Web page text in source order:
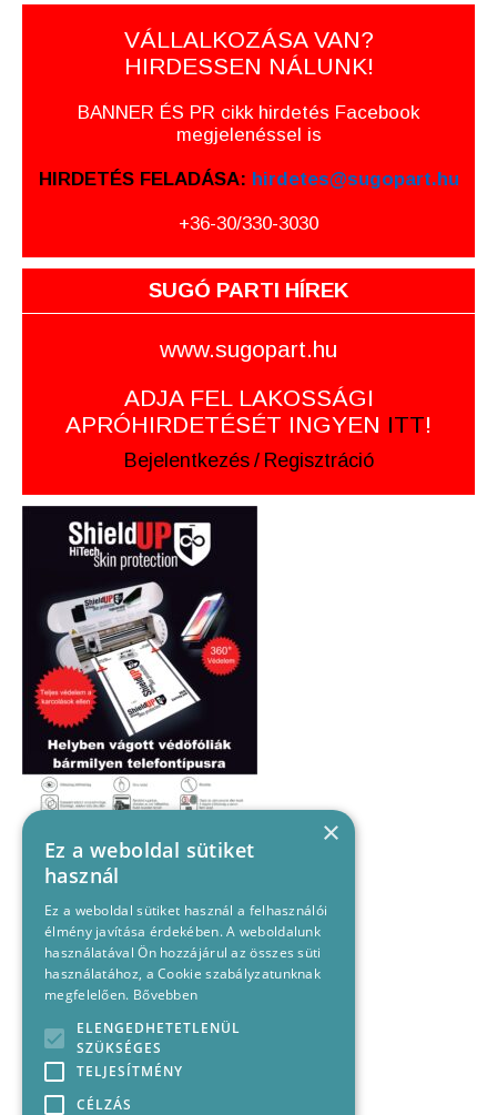
VÁLLALKOZÁSA VAN?
HIRDESSEN NÁLUNK!
BANNER ÉS PR cikk hirdetés Facebook
megjelenéssel is
HIRDETÉS FELADÁSA: hirdetes@sugopart.hu
+36-30/330-3030
SUGÓ PARTI HÍREK
www.sugopart.hu
ADJA FEL LAKOSSÁGI
APRÓHIRDETÉSÉT INGYEN ITT!
Bejelentkezés / Regisztráció
×
Ez a weboldal sütiket
használ
Ez a weboldal sütiket használ a felhasználói
élmény javítása érdekében. A weboldalunk
használatával Ön hozzájárul az összes süti
használatához, a Cookie szabályzatunknak
megfelelően. Bővebben
ELENGEDHETETLENÜL
SZÜKSÉGES
TELJESÍTMÉNY
CÉLZÁS